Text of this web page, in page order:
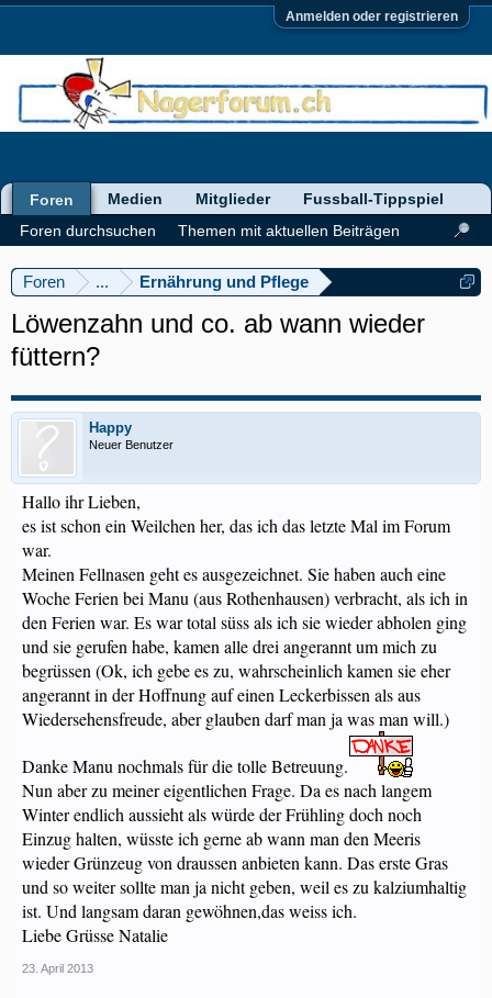
Anmelden oder registrieren
Foren ... Ernährung und Pflege
Löwenzahn und co. ab wann wieder
füttern?
Happy
Neuer Benutzer
Hallo ihr Lieben,
es ist schon ein Weilchen her, das ich das letzte Mal im Forum
war.
Meinen Fellnasen geht es ausgezeichnet. Sie haben auch eine
Woche Ferien bei Manu (aus Rothenhausen) verbracht, als ich in
den Ferien war. Es war total süss als ich sie wieder abholen ging
und sie gerufen habe, kamen alle drei angerannt um mich zu
begrüssen (Ok, ich gebe es zu, wahrscheinlich kamen sie eher
angerannt in der Hoffnung auf einen Leckerbissen als aus
Wiedersehensfreude, aber glauben darf man ja was man will.)
Danke Manu nochmals für die tolle Betreuung.
Nun aber zu meiner eigentlichen Frage. Da es nach langem
Winter endlich aussieht als würde der Frühling doch noch
Einzug halten, wüsste ich gerne ab wann man den Meeris
wieder Grünzeug von draussen anbieten kann. Das erste Gras
und so weiter sollte man ja nicht geben, weil es zu kalziumhaltig
ist. Und langsam daran gewöhnen,das weiss ich.
Liebe Grüsse Natalie
23. April 2013
Foren
Foren durchsuchen
Themen mit aktuellen Beiträgen
Medien Mitglieder Fussball-Tippspiel